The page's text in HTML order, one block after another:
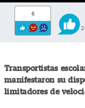
6
2
Transportistas
manifestaron su
limitadores de